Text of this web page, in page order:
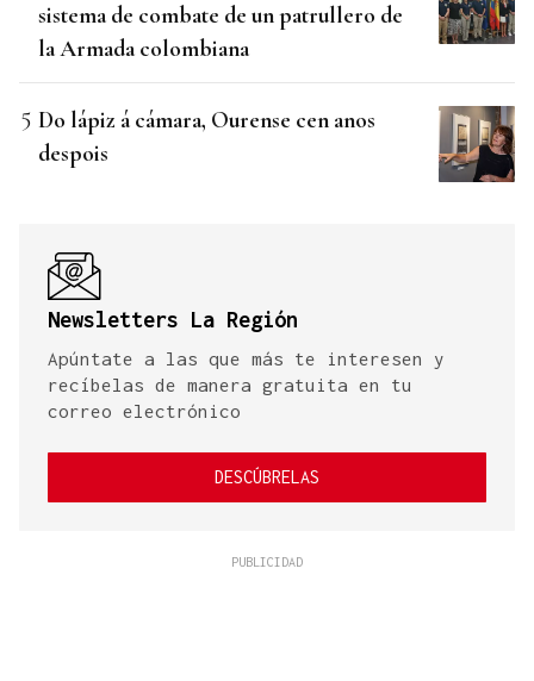
sistema de combate de un patrullero de
la Armada colombiana
Do lápiz á cámara, Ourense cen anos
despois
Newsletters La Región
Apúntate a las que más te interesen y
recíbelas de manera gratuita en tu
correo electrónico
DESCÚBRELAS